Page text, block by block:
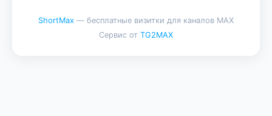
ShortMax — бесплатные визитки для каналов MAX
Сервис от TG2MAX